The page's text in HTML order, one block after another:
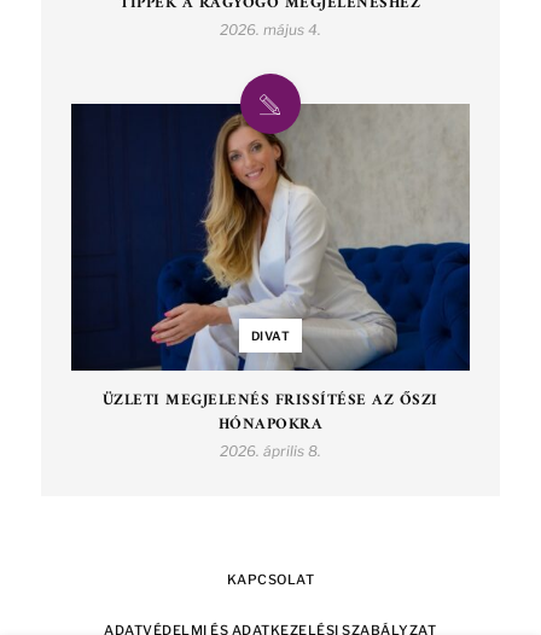
2026. május 4.
DIVAT
ÜZLETI MEGJELENÉS FRISSÍTÉSE AZ ŐSZI
HÓNAPOKRA
2026. április 8.
KAPCSOLAT
ADATVÉDELMI ÉS ADATKEZELÉSI SZABÁLYZAT